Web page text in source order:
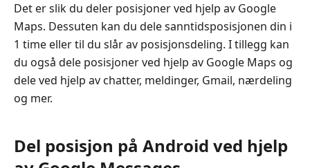
Det er slik du deler posisjoner ved hjelp av Google
Maps. Dessuten kan du dele sanntidsposisjonen din i
1 time eller til du slår av posisjonsdeling. I tillegg kan
du også dele posisjoner ved hjelp av Google Maps og
dele ved hjelp av chatter, meldinger, Gmail, nærdeling
og mer.
Del posisjon på Android ved hjelp